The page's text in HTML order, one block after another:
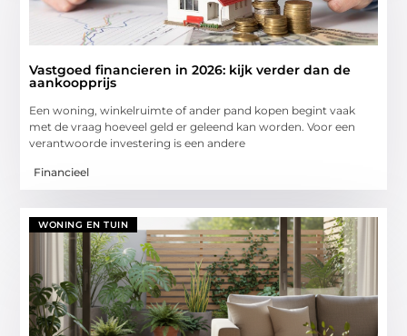
Vastgoed financieren in 2026: kijk verder dan de
aankoopprijs
Een woning, winkelruimte of ander pand kopen begint vaak
met de vraag hoeveel geld er geleend kan worden. Voor een
verantwoorde investering is een andere
Financieel
WONING EN TUIN